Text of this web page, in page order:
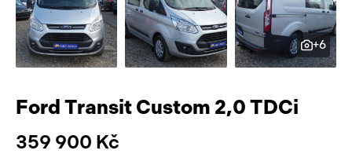
Pracovní stroje
Náhradní díly
Příslušenství
Auto a život
Videa
+6
Ford Transit Custom 2,0 TDCi
359 900 Kč